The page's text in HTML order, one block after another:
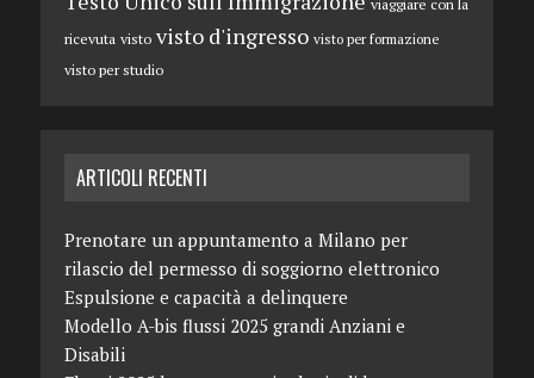
ricevuta visto visto d'ingresso visto per formazione
visto per studio
ARTICOLI RECENTI
Prenotare un appuntamento a Milano per
rilascio del permesso di soggiorno elettronico
Espulsione e capacità a delinquere
Modello A-bis flussi 2025 grandi Anziani e
Disabili